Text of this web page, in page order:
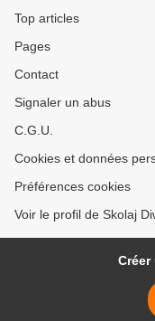
Top articles
Pages
Contact
Signaler un abus
C.G.U.
Cookies et données
Préférences cookies
Voir le profil de Skolaj